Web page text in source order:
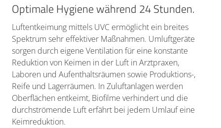
Optimale Hygiene während 24 Stunden.
Luftentkeimung mittels UVC ermöglicht ein breites
Spektrum sehr effektiver Maßnahmen. Umluftgeräte
sorgen durch eigene Ventilation für eine konstante
Reduktion von Keimen in der Luft in Arztpraxen,
Laboren und Aufenthaltsräumen sowie Produktions-,
Reife und Lagerräumen. In Zuluftanlagen werden
Oberflächen entkeimt, Biofilme verhindert und die
durchströmende Luft erfährt bei jedem Umlauf eine
Keimreduktion.